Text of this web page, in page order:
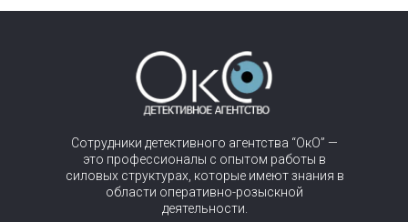
Сотрудники детективного агентства “ОкО” —
это профессионалы с опытом работы в
силовых структурах, которые имеют знания в
области оперативно-розыскной
деятельности.